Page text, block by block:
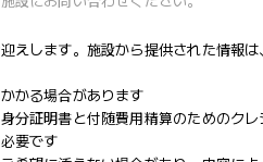
えします。施設から提供された情報
かる場合があります
分証明書と付随費用精算のためのク
要です